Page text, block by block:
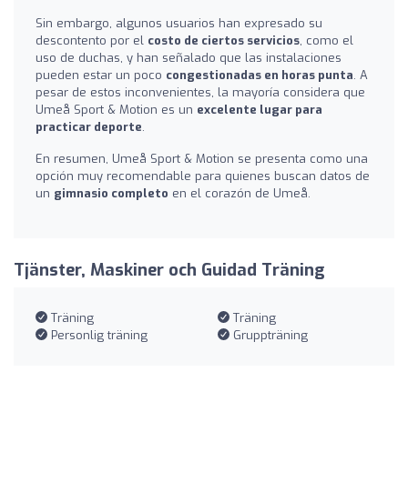
Sin embargo, algunos usuarios han expresado su
descontento por el costo de ciertos servicios, como el
uso de duchas, y han señalado que las instalaciones
pueden estar un poco congestionadas en horas punta. A
pesar de estos inconvenientes, la mayoría considera que
Umeå Sport & Motion es un excelente lugar para
practicar deporte.
En resumen, Umeå Sport & Motion se presenta como una
opción muy recomendable para quienes buscan datos de
un gimnasio completo en el corazón de Umeå.
Tjänster, Maskiner och Guidad Träning
Träning
Träning
Personlig träning
Gruppträning